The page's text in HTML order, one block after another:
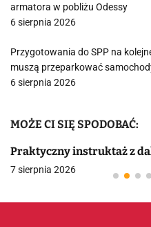
armatora w pobliżu Odessy
6 sierpnia 2026
Przygotowania do SPP na
muszą przeparkować
6 sierpnia 2026
MOŻE CI SIĘ SPODOBAĆ:
Praktyczny instruktaż z
7 sierpnia 2026